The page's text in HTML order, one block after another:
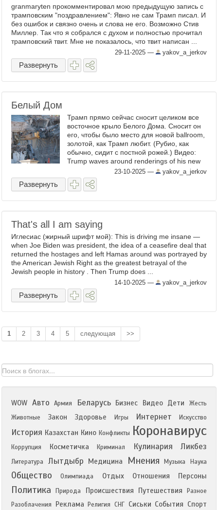
granmaryten прокомментировал мою предыдущую запись с
трамповским "поздравлением": Явно не сам Трамп писал. И
без ошибок и связно очень и слова не его. Возможно Стив
Миллер. Так что я собрался с духом и полностью прочитал
трамповский твит. Мне не показалось, что твит написан ...
29-11-2025 — yakov_a_jerkov
Развернуть
Белый Дом
Трамп прямо сейчас сносит целиком все
восточное крыло Белого Дома. Сносит он
его, чтобы было место для новой ballroom,
золотой, как Трамп любит. (Рубио, как
обычно, сидит с постной рожей.) Видео:
Trump waves around renderings of his new
ballroom, which appears to be entirely gold
...
23-10-2025 — yakov_a_jerkov
Развернуть
That's all I am saying
Иглесиас (жирный шрифт мой): This is driving me insane —
when Joe Biden was president, the idea of a ceasefire deal that
returned the hostages and left Hamas around was portrayed by
the American Jewish Right as the greatest betrayal of the
Jewish people in history . Then Trump does ...
14-10-2025 — yakov_a_jerkov
Развернуть
1 2 3 4 5 следующая >>
WOW Авто Армия Беларусь Бизнес Видео Дети
Жесть
Животные
Закон Здоровье Игры Интернет Искусство
История Казахстан Кино Конфликты Коронавирус
Коррупция Косметичка Криминал Кулинария Ликбез
Литература Лытдыбр Медицина Мнения Музыка Наука
Общество Олимпиада Отдых Отношения Персоны
Политика Природа Происшествия Путешествия
Разное
Разоблачения
Реклама Религия СНГ Сиськи События Спорт